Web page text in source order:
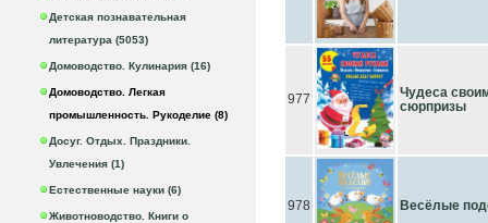
Детская познавательная
литература (5053)
Домоводство. Кулинария (16)
Домоводство. Легкая
промышленность. Рукоделие (8)
Досуг. Отдых. Праздники.
Увлечения (1)
Естественные науки (6)
Животноводство. Книги о
977
Чудеса
сюрпризы
978 Весёлые